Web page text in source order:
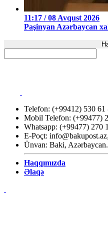
11:17 / 08 Avqust 2026
Paşinyan Azərbaycan
Telefon: (+99412) 530 61
Mobil Telefon: (+99477)
Whatsapp: (+99477) 270
E-Poçt: info@bakupost.az,
Ünvan: Baki,
Haqqımızda
Əlaqə